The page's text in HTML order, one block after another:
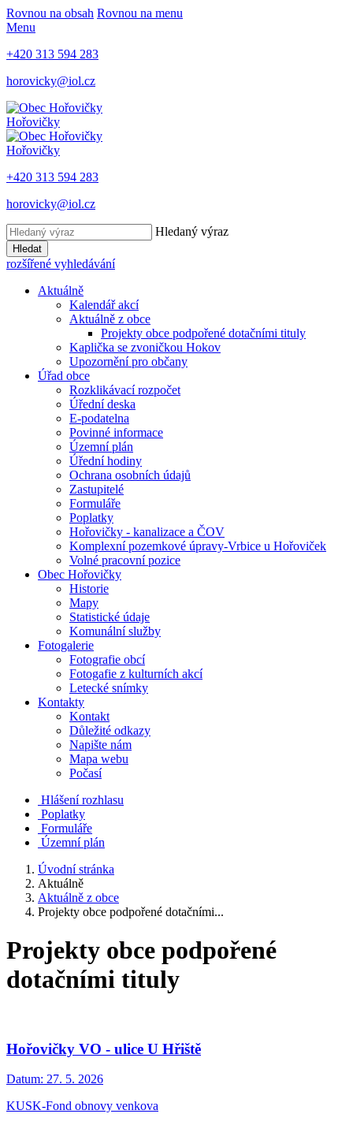
Rovnou na obsah Rovnou na menu
Menu
+420 313 594 283
horovicky@iol.cz
Hořovičky
Hořovičky
+420 313 594 283
horovicky@iol.cz
Hledaný výraz
Hledat
rozšířené vyhledávání
Aktuálně
Kalendář akcí
Aktuálně z obce
Projekty obce podpořené dotačními tituly
Kaplička se zvoničkou Hokov
Upozornění pro občany
Úřad obce
Rozklikávací rozpočet
Úřední deska
E-podatelna
Povinné informace
Územní plán
Úřední hodiny
Ochrana osobních údajů
Zastupitelé
Formuláře
Poplatky
Hořovičky - kanalizace a ČOV
Komplexní pozemkové úpravy-Vrbice u Hořoviček
Volné pracovní pozice
Obec Hořovičky
Historie
Mapy
Statistické údaje
Komunální služby
Fotogalerie
Fotografie obcí
Fotogafie z kulturních akcí
Letecké snímky
Kontakty
Kontakt
Důležité odkazy
Napište nám
Mapa webu
Počasí
Hlášení rozhlasu
Poplatky
Formuláře
Územní plán
Úvodní stránka
Aktuálně
Aktuálně z obce
Projekty obce podpořené dotačními...
Projekty obce podpořené
dotačními tituly
Hořovičky VO - ulice U Hřiště
Datum: 27. 5. 2026
KUSK-Fond obnovy venkova